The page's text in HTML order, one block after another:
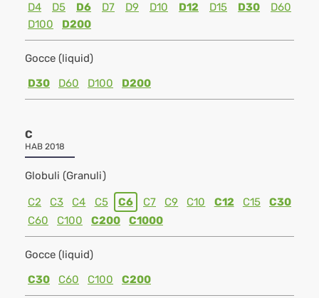
D4
D5 D6 D7 D9 D10 D12 D15 D30
D60
D100
D200
Gocce (liquid)
D30
D60 D100 D200
C
HAB 2018
Globuli (Granuli)
C2 C3 C4 C5 C6 C7 C9 C10 C12 C15
C30
C60
C100 C200 C1000
Gocce (liquid)
C30
C60 C100 C200